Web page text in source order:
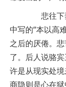
悲往下垂
中写的“本以高
之后的厌倦。
了。后人说骆
许是从现实处
商隐则是心在狱